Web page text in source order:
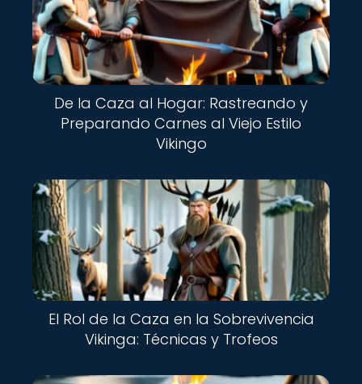
De la Caza al Hogar: Rastreando y
Preparando Carnes al Viejo Estilo
Vikingo
El Rol de la Caza en la Sobrevivencia
Vikinga: Técnicas y Trofeos